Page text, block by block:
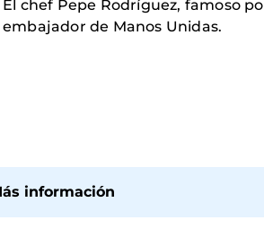
El chef Pepe Rodríguez, famoso
embajador de Manos Unidas.
información